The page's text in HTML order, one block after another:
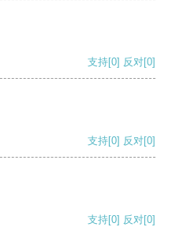
支持[0] 反对[0]
支持[0] 反对[0]
支持[0] 反对[0]